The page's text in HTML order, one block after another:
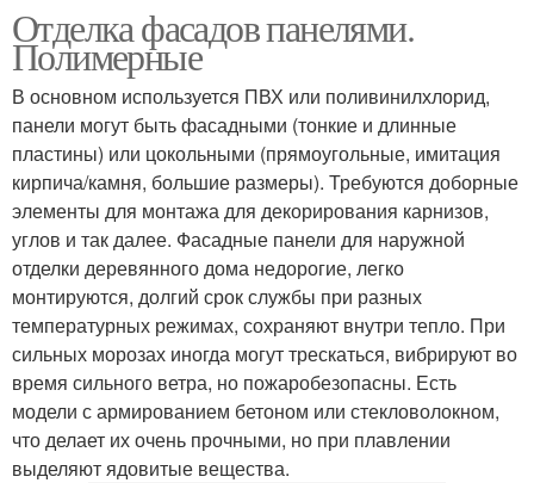
Кладка без кирпича Панели в виде
Панели из бетона Бетонные панели
Панели для облицовки Реечные панели
Отделка фасадов панелями.
Полимерные
В основном используется ПВХ или поливинилхлорид,
панели могут быть фасадными (тонкие и длинные
пластины) или цокольными (прямоугольные, имитация
кирпича/камня, большие размеры). Требуются доборные
элементы для монтажа для декорирования карнизов,
углов и так далее. Фасадные панели для наружной
отделки деревянного дома недорогие, легко
монтируются, долгий срок службы при разных
температурных режимах, сохраняют внутри тепло. При
сильных морозах иногда могут трескаться, вибрируют во
время сильного ветра, но пожаробезопасны. Есть
модели с армированием бетоном или стекловолокном,
что делает их очень прочными, но при плавлении
выделяют ядовитые вещества.